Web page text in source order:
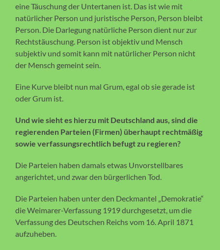
eine Täuschung der Untertanen ist. Das ist wie mit
natürlicher Person und juristische Person, Person bleibt
Person. Die Darlegung natürliche Person dient nur zur
Rechtstäuschung. Person ist objektiv und Mensch
subjektiv und somit kann mit natürlicher Person nicht
der Mensch gemeint sein.
Eine Kurve bleibt nun mal Grum, egal ob sie gerade ist
oder Grum ist.
Und wie sieht es hierzu mit Deutschland aus, sind die
regierenden Parteien (Firmen) überhaupt rechtmäßig
sowie verfassungsrechtlich befugt zu regieren?
Die Parteien haben damals etwas Unvorstellbares
angerichtet, und zwar den bürgerlichen Tod.
Die Parteien haben unter den Deckmantel „Demokratie“
die Weimarer-Verfassung 1919 durchgesetzt, um die
Verfassung des Deutschen Reichs vom 16. April 1871
aufzuheben.